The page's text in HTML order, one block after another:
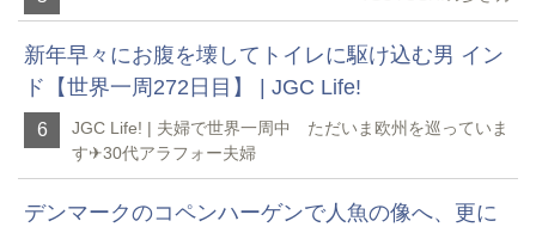
新年早々にお腹を壊してトイレに駆け込む男 イン
ド【世界一周272日目】 | JGC Life!
6
JGC Life! | 夫婦で世界一周中 ただいま欧州を巡っていま
す✈︎30代アラフォー夫婦
デンマークのコペンハーゲンで人魚の像へ、更に